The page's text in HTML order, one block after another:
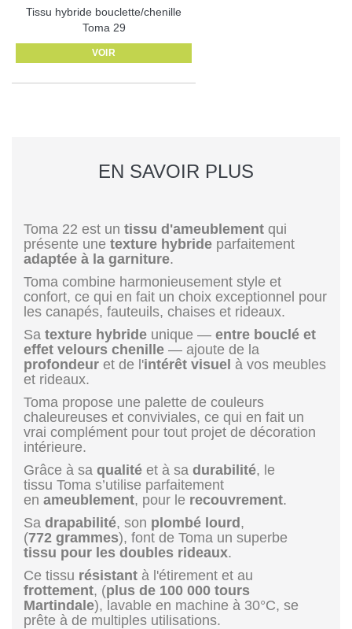
Tissu hybride bouclette/chenille
Toma 29
VOIR
EN SAVOIR PLUS
Toma 22 est un tissu d'ameublement qui
présente une texture hybride parfaitement
adaptée à la garniture.
Toma combine harmonieusement style et
confort, ce qui en fait un choix exceptionnel pour
les canapés, fauteuils, chaises et rideaux.
Sa texture hybride unique — entre bouclé et
effet velours chenille — ajoute de la
profondeur et de l'intérêt visuel à vos meubles
et rideaux.
Toma propose une palette de couleurs
chaleureuses et conviviales, ce qui en fait un
vrai complément pour tout projet de décoration
intérieure.
Grâce à sa qualité et à sa durabilité, le
tissu Toma s’utilise parfaitement
en ameublement, pour le recouvrement.
Sa drapabilité, son plombé lourd,
(772 grammes), font de Toma un superbe
tissu pour les doubles rideaux.
Ce tissu résistant à l'étirement et au
frottement, (plus de 100 000 tours
Martindale), lavable en machine à 30°C, se
prête à de multiples utilisations.